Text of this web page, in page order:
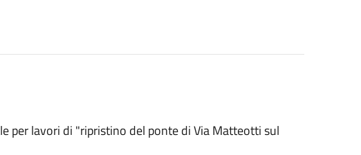
per lavori di "ripristino del ponte di Via Matteotti sul